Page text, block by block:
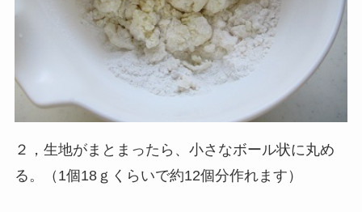
２，生地がまとまったら、小さなボール状に丸め
る。（1個18ｇくらいで約12個分作れます）